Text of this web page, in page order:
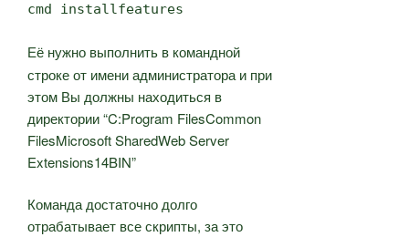
cmd installfeatures
Её нужно выполнить в командной
строке от имени администратора и при
этом Вы должны находиться в
директории “C:Program FilesCommon
FilesMicrosoft SharedWeb Server
Extensions14BIN”
Команда достаточно долго
отрабатывает все скрипты, за это